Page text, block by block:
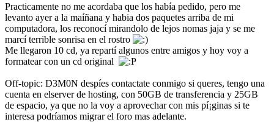
Practicamente no me acordaba que los habí­a pedido, pero me
levanto ayer a la maíñana y habia dos paquetes arriba de mi
computadora, los reconocí­ mirandolo de lejos nomas jaja y se me
marcí terrible sonrisa en el rostro
Me llegaron 10 cd, ya repartí­ algunos entre amigos y hoy voy a
formatear con un cd original
Off-topic: D3M0N despíes contactate conmigo si queres, tengo una
cuenta en elserver de hosting, con 50GB de transferencia y 25GB
de espacio, ya que no la voy a aprovechar con mis pí¡ginas si te
interesa podrí­amos migrar el foro mas adelante.